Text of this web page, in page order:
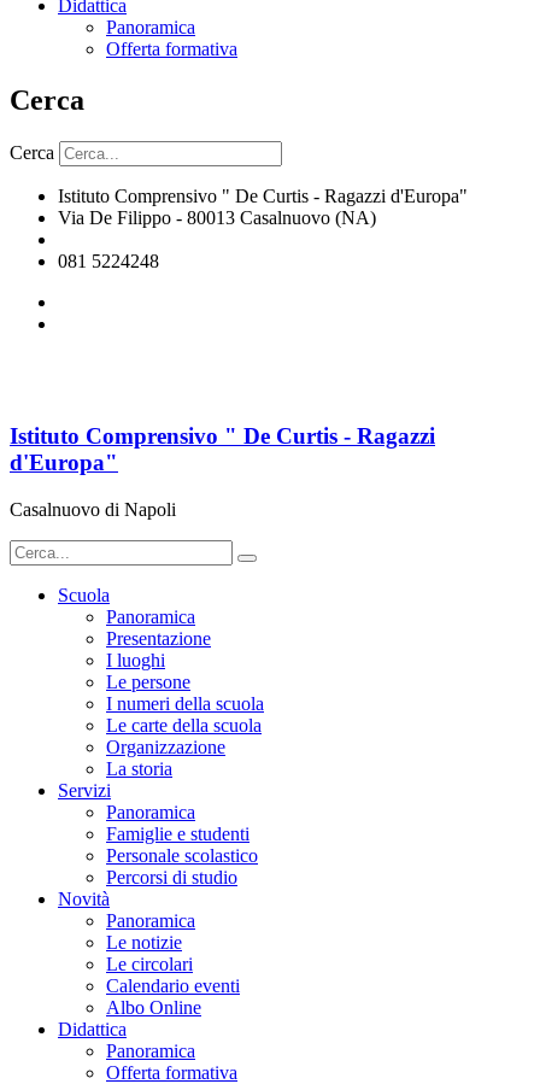
Didattica
Panoramica
Offerta formativa
Cerca
Cerca
Istituto Comprensivo " De Curtis - Ragazzi d'Europa"
Via De Filippo - 80013 Casalnuovo (NA)
081 5224248
Istituto Comprensivo " De Curtis - Ragazzi
d'Europa"
Casalnuovo di Napoli
Scuola
Panoramica
Presentazione
I luoghi
Le persone
I numeri della scuola
Le carte della scuola
Organizzazione
La storia
Servizi
Panoramica
Famiglie e studenti
Personale scolastico
Percorsi di studio
Novità
Panoramica
Le notizie
Le circolari
Calendario eventi
Albo Online
Didattica
Panoramica
Offerta formativa